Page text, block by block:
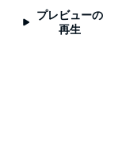
プレビューの
再生